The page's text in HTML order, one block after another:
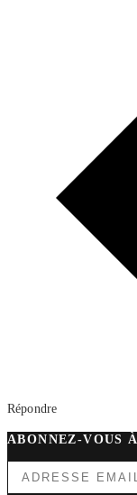
Répondre
ABONNEZ-VOUS